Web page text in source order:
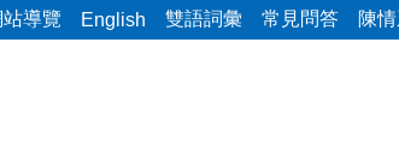
導覽 English 雙語詞彙 常見問答 陳